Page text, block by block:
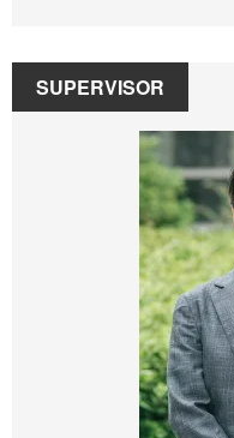
SUPERVISOR